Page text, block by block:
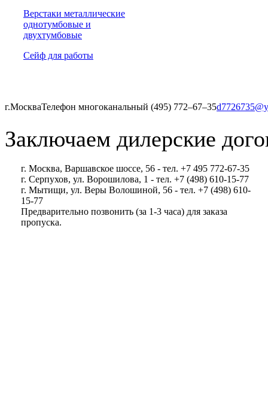
Верстаки металлические
однотумбовые и
двухтумбовые
Сейф для работы
г.МоскваТелефон многоканальный (495) 772‒67‒35
Заключаем дилерские
г. Москва, Варшавское шоссе, 56 - тел. +7 495 772-67-35
г. Серпухов, ул. Ворошилова, 1 - тел. +7 (498) 610-15-77
г. Мытищи, ул. Веры Волошиной, 56 - тел. +7 (498) 610-
15-77
Предварительно позвонить (за 1-3 часа) для заказа
пропуска.